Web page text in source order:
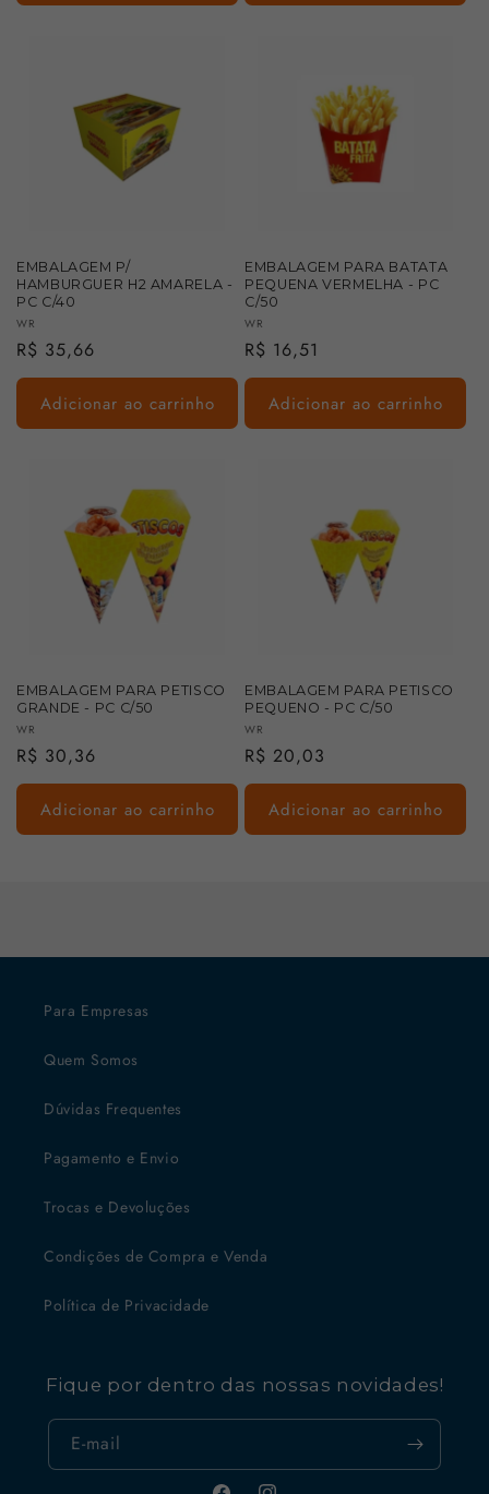
EMBALAGEM P/
HAMBURGUER H2 AMARELA -
PC C/40
Fornecedor:
WR
Preço
normal
R$ 35,66
Adicionar ao carrinho
EMBALAGEM PARA BATATA
PEQUENA VERMELHA - PC
C/50
Fornecedor:
WR
Preço
normal
R$ 16,51
Adicionar ao carrinho
EMBALAGEM PARA PETISCO
GRANDE - PC C/50
Fornecedor:
WR
Preço
normal
R$ 30,36
Adicionar ao carrinho
EMBALAGEM PARA PETISCO
PEQUENO - PC C/50
Fornecedor:
WR
Preço
normal
R$ 20,03
Adicionar ao carrinho
Para Empresas
Quem Somos
Dúvidas Frequentes
Pagamento e Envio
Trocas e Devoluções
Condições de Compra e Venda
Política de Privacidade
Fique por dentro das nossas novidades!
E-mail